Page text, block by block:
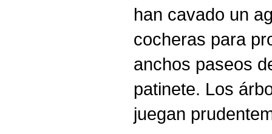
han cavado un
cocheras para
anchos paseos
patinete. Los
juegan